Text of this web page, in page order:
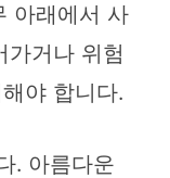
아래에서 사
가거나 위험
야 합니다.
. 아름다운